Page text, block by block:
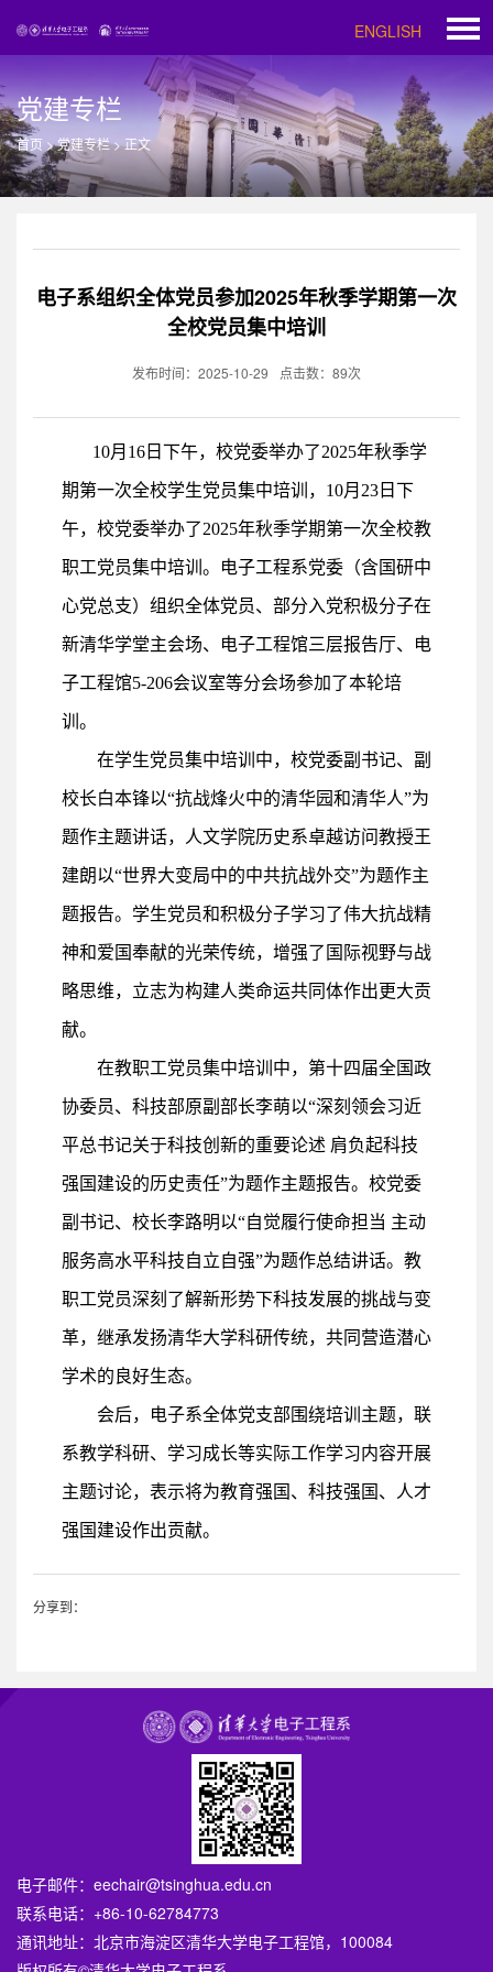
ENGLISH
党建专栏
首页 >党建专栏>正文
电子系组织全体党员参加2025年秋季学期第一次
全校党员集中培训
发布时间：2025-10-29 点击数： 89次
10月16日下午，校党委举办了2025年秋季学
期第一次全校学生党员集中培训，10月23日下
午，校党委举办了2025年秋季学期第一次全校教
职工党员集中培训。电子工程系党委（含国研中
心党总支）组织全体党员、部分入党积极分子在
新清华学堂主会场、电子工程馆三层报告厅、电
子工程馆5-206会议室等分会场参加了本轮培
训。
在学生党员集中培训中，校党委副书记、副
校长白本锋以“抗战烽火中的清华园和清华人”为
题作主题讲话，人文学院历史系卓越访问教授王
建朗以“世界大变局中的中共抗战外交”为题作主
题报告。学生党员和积极分子学习了伟大抗战精
神和爱国奉献的光荣传统，增强了国际视野与战
略思维，立志为构建人类命运共同体作出更大贡
献。
在教职工党员集中培训中，第十四届全国政
协委员、科技部原副部长李萌以“深刻领会习近
平总书记关于科技创新的重要论述 肩负起科技
强国建设的历史责任”为题作主题报告。校党委
副书记、校长李路明以“自觉履行使命担当 主动
服务高水平科技自立自强”为题作总结讲话。教
职工党员深刻了解新形势下科技发展的挑战与变
革，继承发扬清华大学科研传统，共同营造潜心
学术的良好生态。
会后，电子系全体党支部围绕培训主题，联
系教学科研、学习成长等实际工作学习内容开展
主题讨论，表示将为教育强国、科技强国、人才
强国建设作出贡献。
分享到：
电子邮件： eechair@tsinghua.edu.cn
联系电话：+86-10-62784773
通讯地址：北京市海淀区清华大学电子工程馆，100084